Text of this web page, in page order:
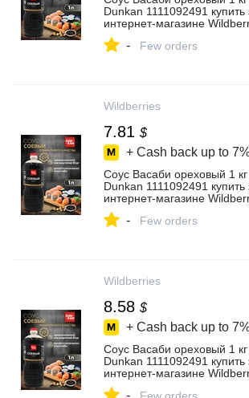
Dunkan 1111092491 купить
интернет‑магазине
- Few orders
Wildberries
7.81 $
+ Cash back up to
Соус Васаби ореховый 1
Dunkan 1111092491 купить
интернет‑магазине
- Few orders
Wildberries
8.58 $
+ Cash back up to
Соус Васаби ореховый 1
Dunkan 1111092491 купить
интернет‑магазине
-